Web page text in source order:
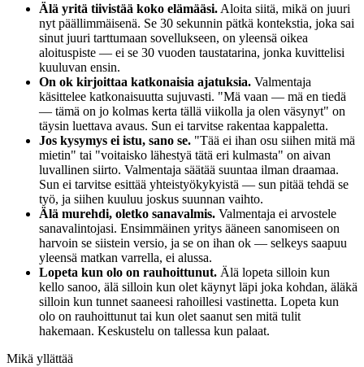
Älä yritä tiivistää koko elämääsi. Aloita siitä, mikä on juuri
nyt päällimmäisenä. Se 30 sekunnin pätkä kontekstia, joka sai
sinut juuri tarttumaan sovellukseen, on yleensä oikea
aloituspiste — ei se 30 vuoden taustatarina, jonka kuvittelisi
kuuluvan ensin.
On ok kirjoittaa katkonaisia ajatuksia. Valmentaja
käsittelee katkonaisuutta sujuvasti. "Mä vaan — mä en tiedä
— tämä on jo kolmas kerta tällä viikolla ja olen väsynyt" on
täysin luettava avaus. Sun ei tarvitse rakentaa kappaletta.
Jos kysymys ei istu, sano se. "Tää ei ihan osu siihen mitä mä
mietin" tai "voitaisko lähestyä tätä eri kulmasta" on aivan
luvallinen siirto. Valmentaja säätää suuntaa ilman draamaa.
Sun ei tarvitse esittää yhteistyökykyistä — sun pitää tehdä se
työ, ja siihen kuuluu joskus suunnan vaihto.
Älä murehdi, oletko sanavalmis. Valmentaja ei arvostele
sanavalintojasi. Ensimmäinen yritys ääneen sanomiseen on
harvoin se siistein versio, ja se on ihan ok — selkeys saapuu
yleensä matkan varrella, ei alussa.
Lopeta kun olo on rauhoittunut. Älä lopeta silloin kun
kello sanoo, älä silloin kun olet käynyt läpi joka kohdan, äläkä
silloin kun tunnet saaneesi rahoillesi vastinetta. Lopeta kun
olo on rauhoittunut tai kun olet saanut sen mitä tulit
hakemaan. Keskustelu on tallessa kun palaat.
Mikä yllättää